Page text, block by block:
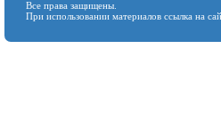
Все права защищены.
При использовании материалов ссылка на